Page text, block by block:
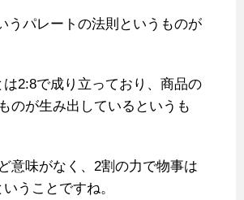
うパレートの法則というものが
2:8で成り立っており、商品の
のが生み出しているというも
意味がなく、2割の力で物事は
うことですね。